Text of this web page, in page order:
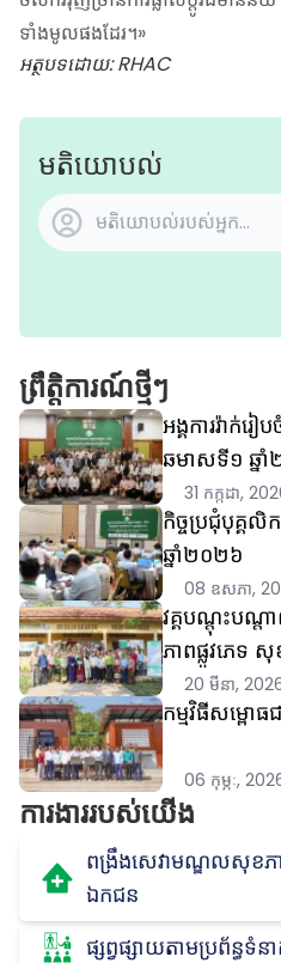
ទាំងមូលផងដែរ។»
អត្ថបទដោយ: RHAC
មតិយោបល់
ព្រឹត្តិការណ៍ថ្មីៗ
អង្គការរ៉ាក់រៀ
ឆមាសទី១ ឆ្នាំ
ការងារ គុណភ
គ្រងហានិភ័យ
31 កក្កដា,
កិច្ចប្រជុំបុគ្គ
ឆ្នាំ២០២៦
08 ឧសភា,
វគ្គបណ្តុះបណ្
ភាពផ្លូវភេទ
អ្នកអប់រំ និងអ្ន
20 មីនា,
កម្មវិធីសម្ពោធជ
06 កុម្ភៈ,
ការងារ​របស់​យើង
ពង្រឹងសេវាមណ្ឌលសុខភាព
ឯកជន
ផ្សព្វផ្សាយតាមប្រព័ន្ធ